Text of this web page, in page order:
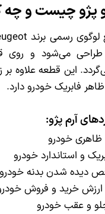
پژو چیست و چه
می‌شود و روی
این قطعه علاوه بر
فابریک خودرو دارد.
آرم پژو:
ظاهری خودرو
و استاندارد خودرو
دیده شدن بدنه خودرو
ارزش خرید و فروش
و عقب خودرو